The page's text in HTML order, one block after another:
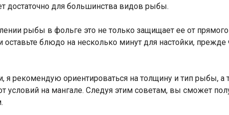
достаточно для большинства видов рыбы.
рыбы в фольге это не только защищает ее от прямого
оставьте блюдо на несколько минут для настойки,
я рекомендую ориентироваться на толщину и тип рыбы,
условий на мангале. Следуя этим советам, вы сможет